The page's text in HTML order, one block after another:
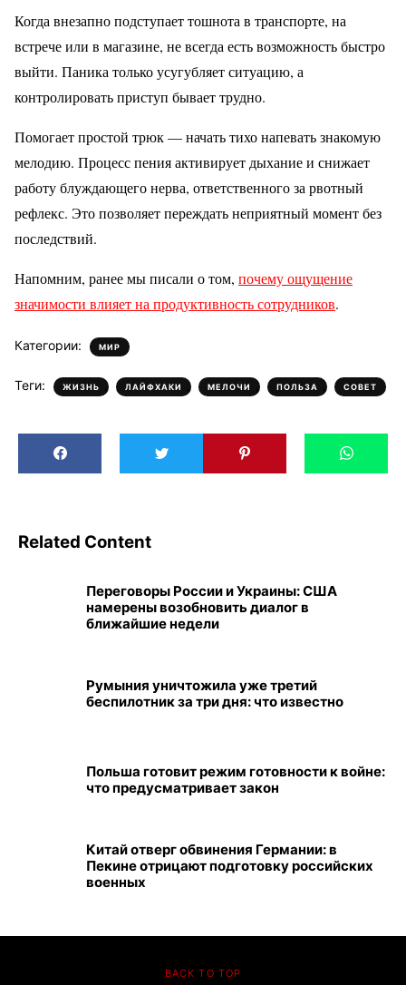
Когда внезапно подступает тошнота в транспорте, на
встрече или в магазине, не всегда есть возможность быстро
выйти. Паника только усугубляет ситуацию, а
контролировать приступ бывает трудно.
Помогает простой трюк — начать тихо напевать знакомую
мелодию. Процесс пения активирует дыхание и снижает
работу блуждающего нерва, ответственного за рвотный
рефлекс. Это позволяет переждать неприятный момент без
последствий.
Напомним, ранее мы писали о том, почему ощущение
значимости влияет на продуктивность сотрудников.
Категории: МИР
Теги: ЖИЗНЬ , ЛАЙФХАКИ , МЕЛОЧИ , ПОЛЬЗА , СОВЕТ
Related Content
Переговоры России и Украины: США
намерены возобновить диалог в
ближайшие недели
Румыния уничтожила уже третий
беспилотник за три дня: что известно
Польша готовит режим готовности к войне:
что предусматривает закон
Китай отверг обвинения Германии: в
Пекине отрицают подготовку российских
военных
BACK TO TOP